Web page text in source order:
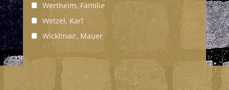
Wertheim, Familie
Wetzel, Karl
Wicklmair, Mauer